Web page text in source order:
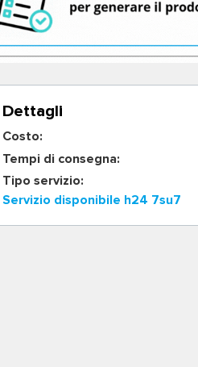
Dettagli
Costo:
Tempi di consegna:
Tipo servizio:
Servizio disponibile h24 7su7